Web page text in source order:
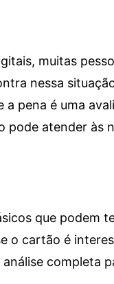
muitas
nessa
pena é uma
atender às
que podem
o cartão é
completa